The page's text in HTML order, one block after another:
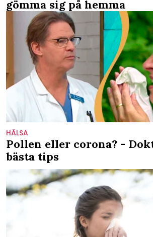
gömma sig på hemma
HÄLSA
Pollen eller corona? -
bästa tips